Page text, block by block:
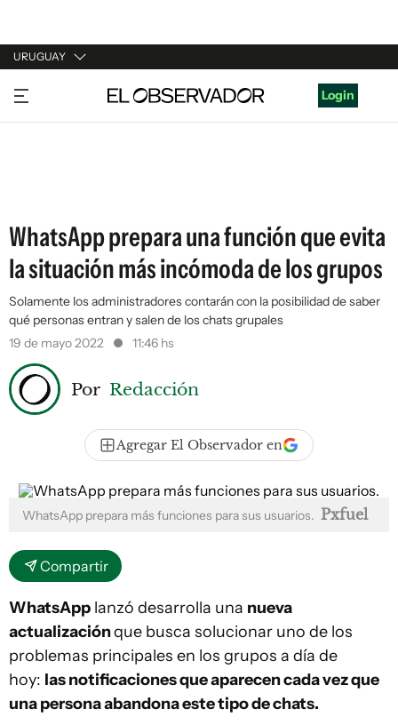
URUGUAY
URUGUAY
ARGENTINA
Login
WhatsApp prepara una función que evita
la situación más incómoda de los grupos
Solamente los administradores contarán con la posibilidad de saber
qué personas entran y salen de los chats grupales
19 de mayo 2022
11:46 hs
Por Redacción
Agregar El Observador en
WhatsApp prepara más funciones para sus usuarios. Pxfuel
Compartir
WhatsApp lanzó desarrolla una nueva
actualizaciónque busca solucionar uno de los
problemas principales en los grupos a día de
hoy: las notificaciones que aparecen cada vez que
una persona abandona este tipo de chats.